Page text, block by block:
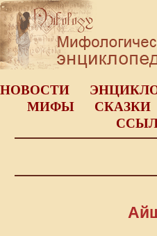
НОВОСТИ
МИФЫ
СКАЗКИ